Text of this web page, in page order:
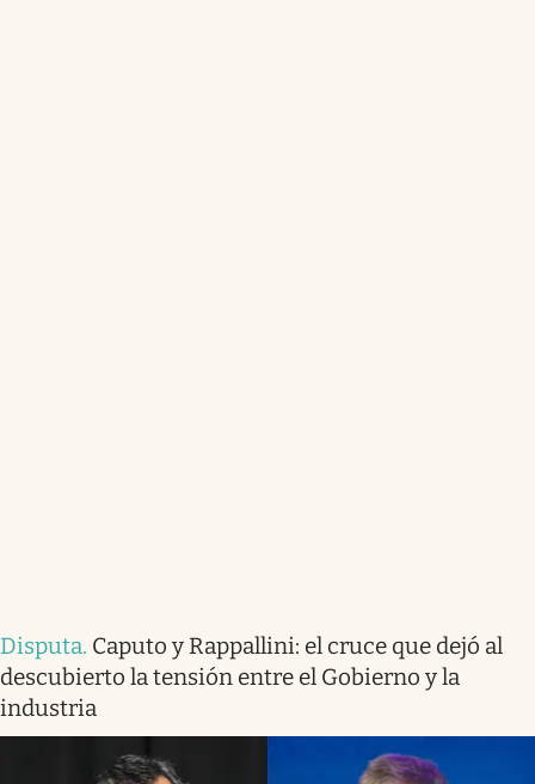
Disputa. Caputo y Rappallini: el cruce que dejó al
descubierto la tensión entre el Gobierno y la
industria